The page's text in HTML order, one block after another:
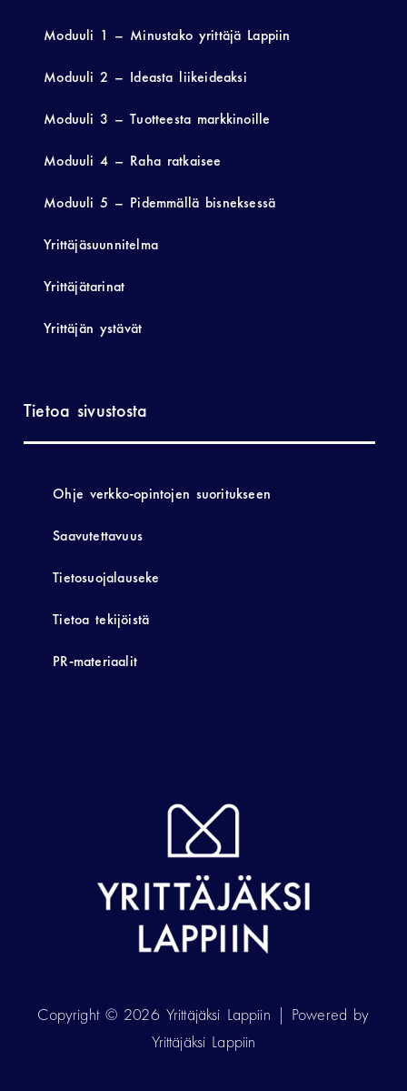
Moduuli 1 – Minustako yrittäjä Lappiin
Moduuli 2 – Ideasta liikeideaksi
Moduuli 3 – Tuotteesta markkinoille
Moduuli 4 – Raha ratkaisee
Moduuli 5 – Pidemmällä bisneksessä
Yrittäjäsuunnitelma
Yrittäjätarinat
Yrittäjän ystävät
Tietoa sivustosta
Ohje verkko-opintojen suoritukseen
Saavutettavuus
Tietosuojalauseke
Tietoa tekijöistä
PR-materiaalit
Copyright © 2026 Yrittäjäksi Lappiin | Powered by
Yrittäjäksi Lappiin